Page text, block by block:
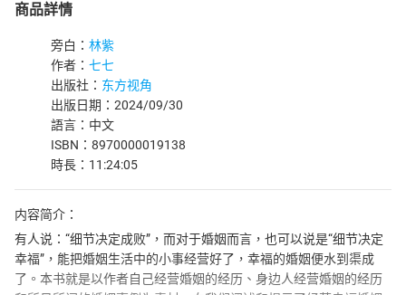
商品詳情
旁白： 林紫
作者： 七七
出版社： 东方视角
出版日期：2024/09/30
語言：中文
ISBN：8970000019138
時長：11:24:05
内容简介：
有人说：“细节决定成败”，而对于婚姻而言，也可以说是“细节决定
幸福”，能把婚姻生活中的小事经营好了，幸福的婚姻便水到渠成
了。本书就是以作者自己经营婚姻的经历、身边人经营婚姻的经历